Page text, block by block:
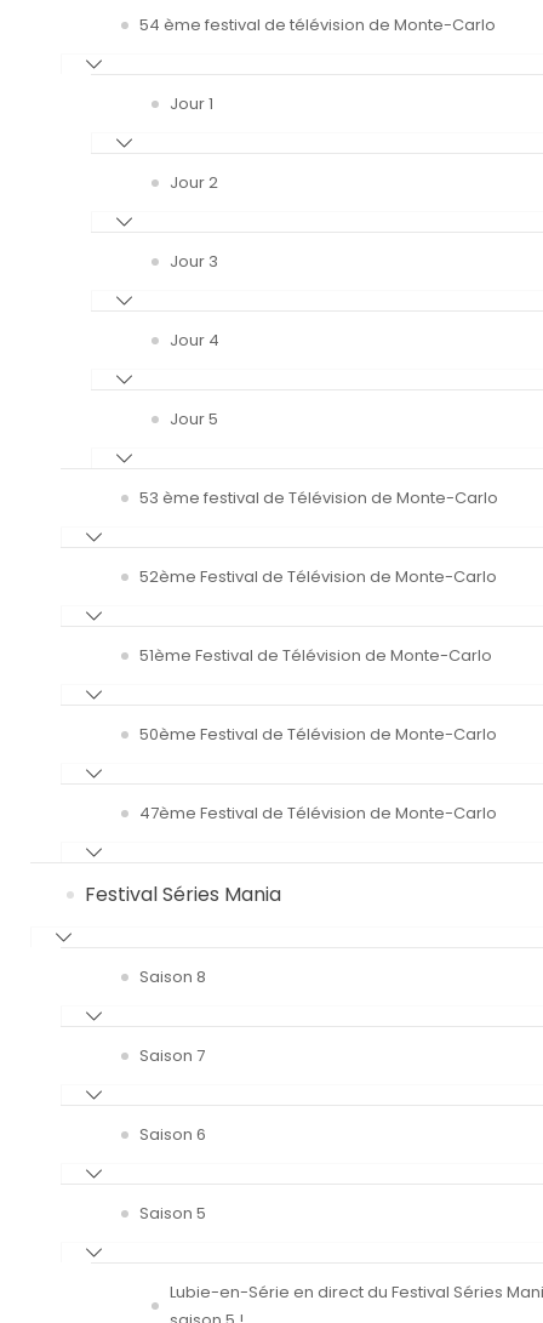
54 ème festival de télévision de Monte-Carlo
Jour 1
Jour 2
Jour 3
Jour 4
Jour 5
53 ème festival de Télévision de Monte-Carlo
52ème Festival de Télévision de Monte-Carlo
51ème Festival de Télévision de Monte-Carlo
50ème Festival de Télévision de Monte-Carlo
47ème Festival de Télévision de Monte-Carlo
Festival Séries Mania
Saison 8
Saison 7
Saison 6
Saison 5
Lubie-en-Série en direct du Festival Séries